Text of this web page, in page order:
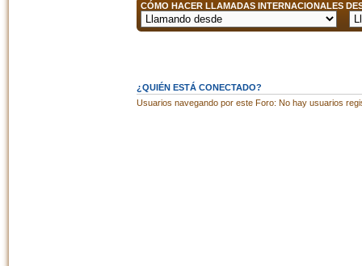
CÓMO HACER LLAMADAS INTERNACIONALES
¿QUIÉN ESTÁ CONECTADO?
Usuarios navegando por este Foro: No hay usuarios